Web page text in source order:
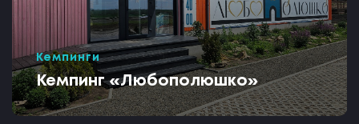
Кемпинги
Кемпинг «Любополюшко»